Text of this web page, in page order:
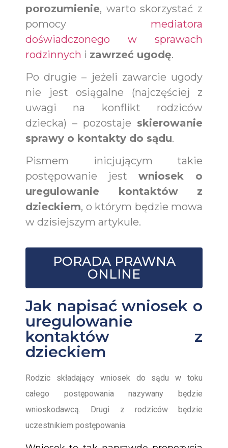
porozumienie, warto skorzystać z
pomocy mediatora
doświadczonego w sprawach
rodzinnych i zawrzeć ugodę.
Po drugie – jeżeli zawarcie ugody
nie jest osiągalne (najczęściej z
uwagi na konflikt rodziców
dziecka) – pozostaje skierowanie
sprawy o kontakty do sądu.
Pismem inicjującym takie
postępowanie jest wniosek o
uregulowanie kontaktów z
dzieckiem, o którym będzie mowa
w dzisiejszym artykule.
PORADA PRAWNA
ONLINE
Jak napisać wniosek o
uregulowanie
kontaktów z
dzieckiem
Rodzic składający wniosek do sądu w toku
całego postępowania nazywany będzie
wnioskodawcą. Drugi z rodziców będzie
uczestnikiem postępowania.